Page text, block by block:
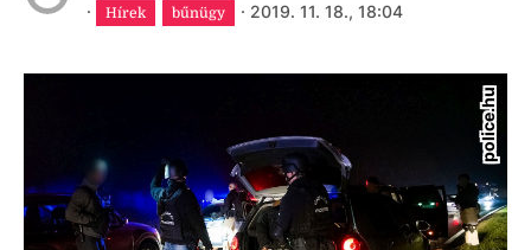
·
Hírek bűnügy · 2019. 11. 18., 18:04
police.hu